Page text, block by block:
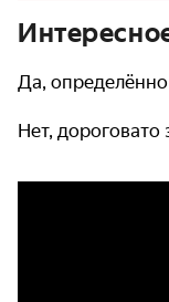
Да, определённо
Нет,